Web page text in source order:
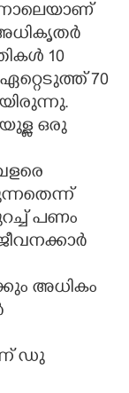
അധികൃതർ
10
70
ഒരു
പണം
അധികം
ഡു